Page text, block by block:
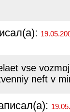
vse
neft v